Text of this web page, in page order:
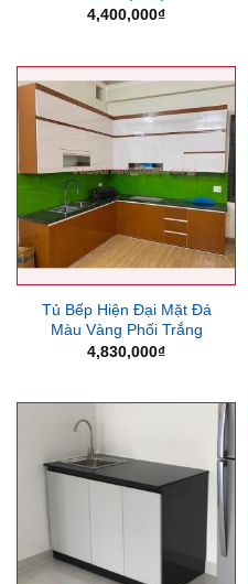
4,400,000₫
Tủ Bếp Hiện Đại Mặt Đá
Màu Vàng Phối Trắng
4,830,000₫